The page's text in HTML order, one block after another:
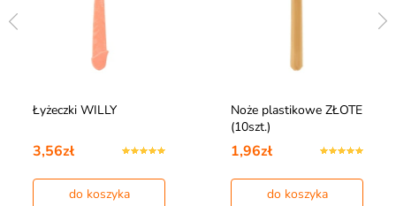
Łyżeczki WILLY
3,56zł
do koszyka
Noże plastikowe ZŁOTE
(10szt.)
1,96zł
do koszyka